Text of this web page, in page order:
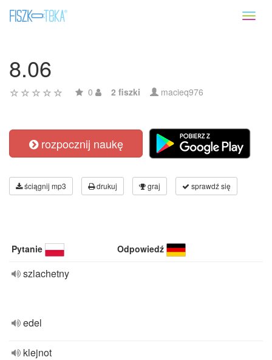
8.06
0 2 fiszki macieq976
rozpocznij naukę
ściągnij mp3 drukuj graj sprawdź się
Pytanie Odpowiedź
szlachetny
edel
klejnot